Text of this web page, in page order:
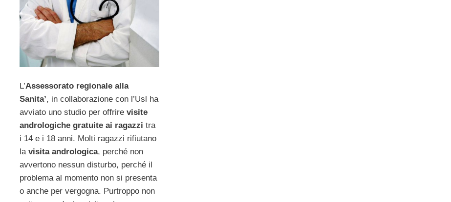
L’Assessorato regionale alla
Sanita’, in collaborazione con l’Usl ha
avviato uno studio per offrire visite
andrologiche gratuite ai ragazzi tra
i 14 e i 18 anni. Molti ragazzi rifiutano
la visita andrologica, perché non
avvertono nessun disturbo, perché il
problema al momento non si presenta
o anche per vergogna. Purtroppo non